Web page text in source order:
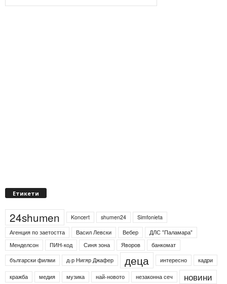
Етикети
24shumen Koncert shumen24
Simfonieta
Агенция по заетостта
Васил Левски Вебер
ДЛС "Паламара"
Менделсон
ПИН-код Синя зона Яворов
банкомат
български филми
д-р Нигяр Джафер деца интересно кадри
кражба медия музика най-новото незаконна сеч новини